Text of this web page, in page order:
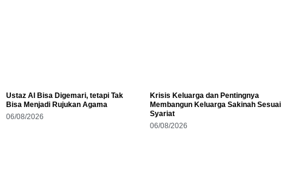
Ustaz AI Bisa Digemari, tetapi Tak
Bisa Menjadi Rujukan Agama
06/08/2026
Krisis Keluarga dan Pentingnya
Membangun Keluarga Sakinah Sesuai
Syariat
06/08/2026